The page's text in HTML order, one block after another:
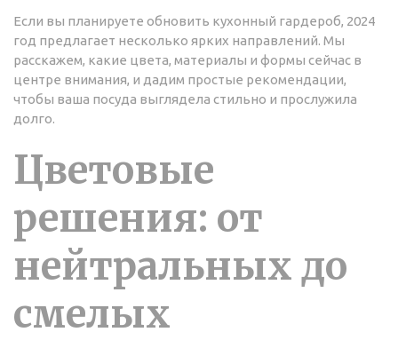
Если вы планируете обновить кухонный гардероб, 2024
год предлагает несколько ярких направлений. Мы
расскажем, какие цвета, материалы и формы сейчас в
центре внимания, и дадим простые рекомендации,
чтобы ваша посуда выглядела стильно и прослужила
долго.
Цветовые
решения: от
нейтральных до
смелых